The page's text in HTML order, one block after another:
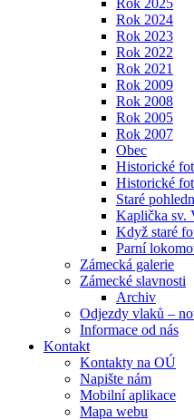
Rok 2025
Rok 2024
Rok 2023
Rok 2022
Rok 2021
Rok 2009
Rok 2008
Rok 2005
Rok 2007
Obec
Historické
Historické
Staré
Kaplička sv.
Když staré
Parní
Zámecká galerie
Zámecké slavnosti
Archiv
Odjezdy vlaků –
Informace od nás
Kontakt
Kontakty na OÚ
Napište nám
Mobilní aplikace
Mapa webu